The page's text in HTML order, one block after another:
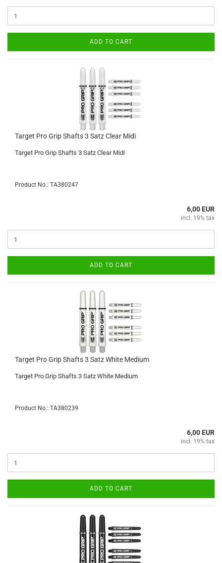
ADD TO CART
Target Pro Grip Shafts 3 Satz Clear Midi
Target Pro Grip Shafts 3 Satz Clear Midi
Product No.: TA380247
6,00 EUR
incl. 19% tax
ADD TO CART
Target Pro Grip Shafts 3 Satz White Medium
Target Pro Grip Shafts 3 Satz White Medium
Product No.: TA380239
6,00 EUR
incl. 19% tax
ADD TO CART